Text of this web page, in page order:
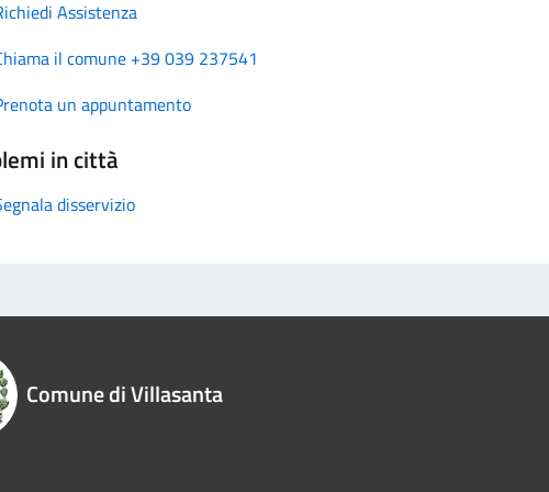
Assistenza
il comune +39 039 237541
un appuntamento
in città
disservizio
Comune di Villasanta